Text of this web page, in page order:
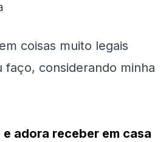
coisas muito legais
faço, considerando minha
adora receber em casa